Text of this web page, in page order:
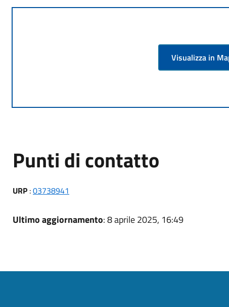
Visualizza in
Punti di contatto
URP:03738941
Ultimo aggiornamento: 8 aprile 2025, 16:49